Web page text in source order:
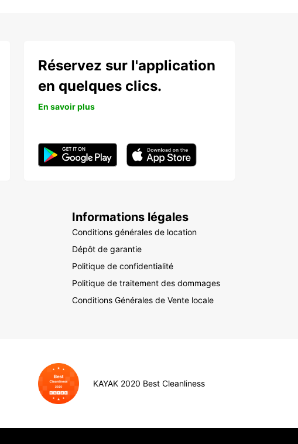
Réservez sur l'application
en quelques clics.
En savoir plus
Informations légales
Conditions générales de location
Dépôt de garantie
Politique de confidentialité
Politique de traitement des dommages
Conditions Générales de Vente locale
KAYAK 2020 Best Cleanliness